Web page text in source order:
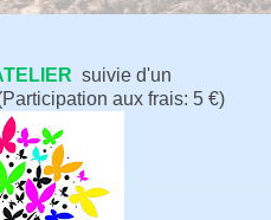
suivie d'un
aux frais: 5 €)